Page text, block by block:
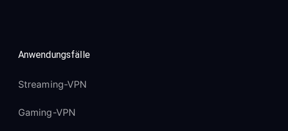
Anwendungsfälle
Streaming-VPN
Gaming-VPN